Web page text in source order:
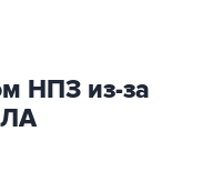
НПЗ из-за